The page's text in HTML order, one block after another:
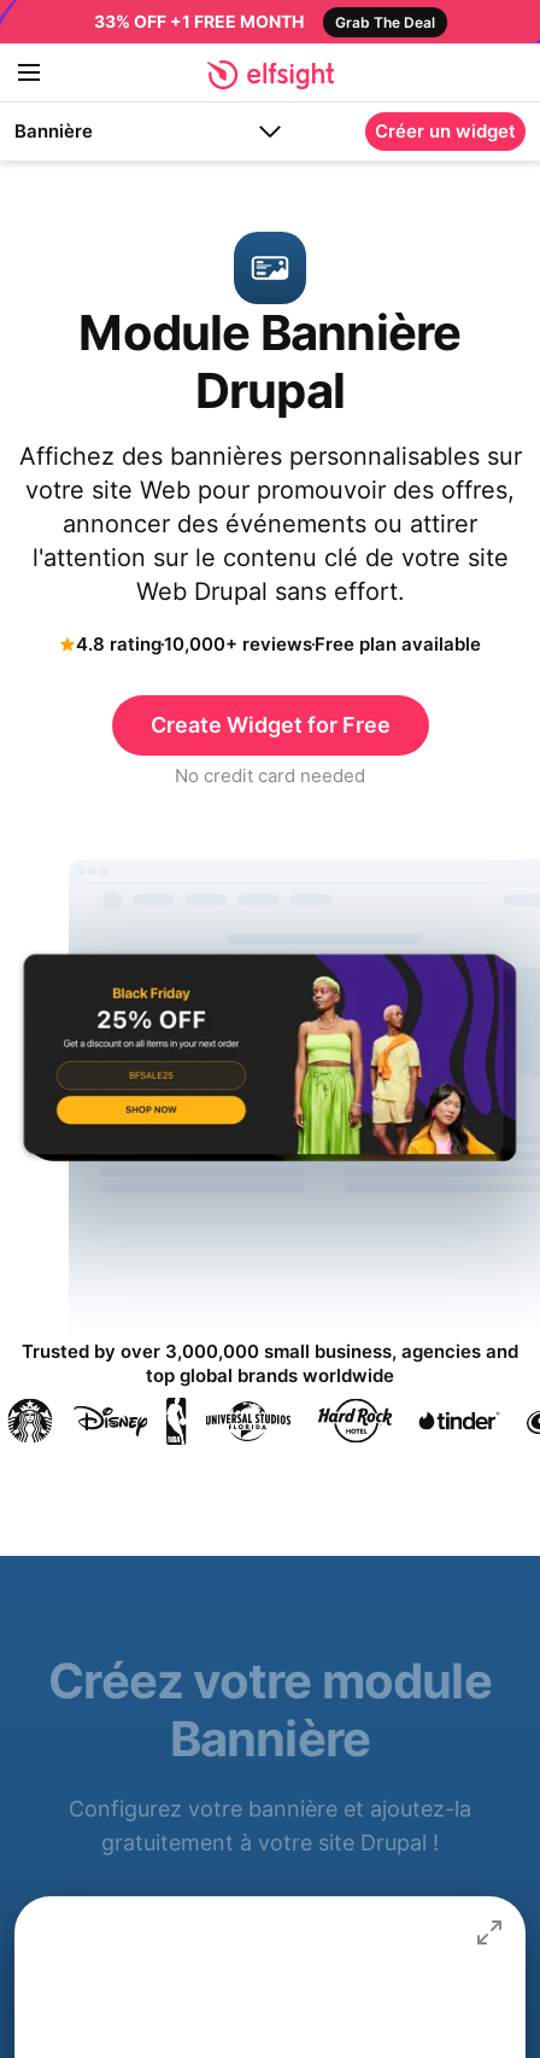
33% OFF +1 FREE MONTH Grab The Deal
Bannière Créer un widget
Module Bannière
Drupal
Affichez des bannières personnalisables sur
votre site Web pour promouvoir des offres,
annoncer des événements ou attirer
l'attention sur le contenu clé de votre site
Web Drupal sans effort.
4.8 rating10,000+ reviewsFree plan available
Create Widget for Free
No credit card needed
Trusted by over 3,000,000 small business, agencies and
top global brands worldwide
Créez votre module
Bannière
Configurez votre bannière et ajoutez-la
gratuitement à votre site Drupal !